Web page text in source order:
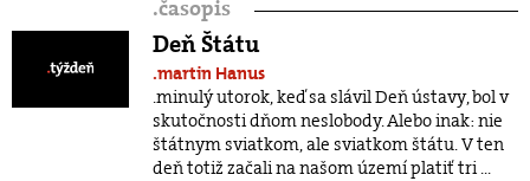
.časopis
Deň Štátu
.martin Hanus
.minulý utorok, keď sa slávil Deň ústavy, bol v
skutočnosti dňom neslobody. Alebo inak: nie
štátnym sviatkom, ale sviatkom štátu. V ten
deň totiž začali na našom území platiť tri ...